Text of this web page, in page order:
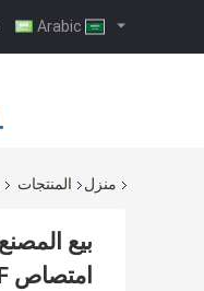
منزل المنتجات
امتصاص 4H0616039AF